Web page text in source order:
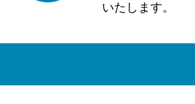
いたします。